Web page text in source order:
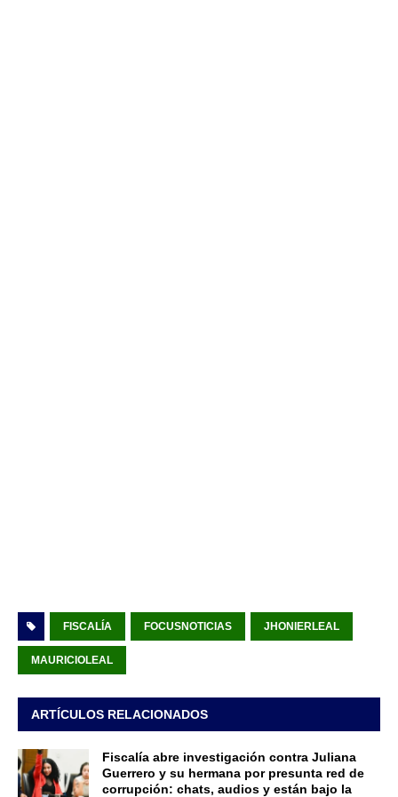
FISCALÍA FOCUSNOTICIAS JHONIERLEAL
MAURICIOLEAL
ARTÍCULOS RELACIONADOS
Fiscalía abre investigación contra Juliana
Guerrero y su hermana por presunta red de
corrupción: chats, audios y están bajo la